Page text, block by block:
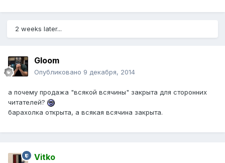
2 weeks later...
Gloom
Опубликовано 9 декабря, 2014
а почему продажа "всякой всячины" закрыта для сторонних
читателей?
барахолка открыта, а всякая всячина закрыта.
Vitko